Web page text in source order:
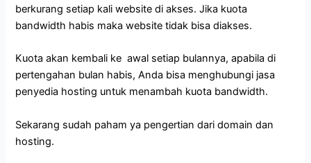
berkurang setiap kali website di akses. Jika kuota
bandwidth habis maka website tidak bisa diakses.
Kuota akan kembali ke awal setiap bulannya, apabila di
pertengahan bulan habis, Anda bisa menghubungi jasa
penyedia hosting untuk menambah kuota bandwidth.
Sekarang sudah paham ya pengertian dari domain dan
hosting.